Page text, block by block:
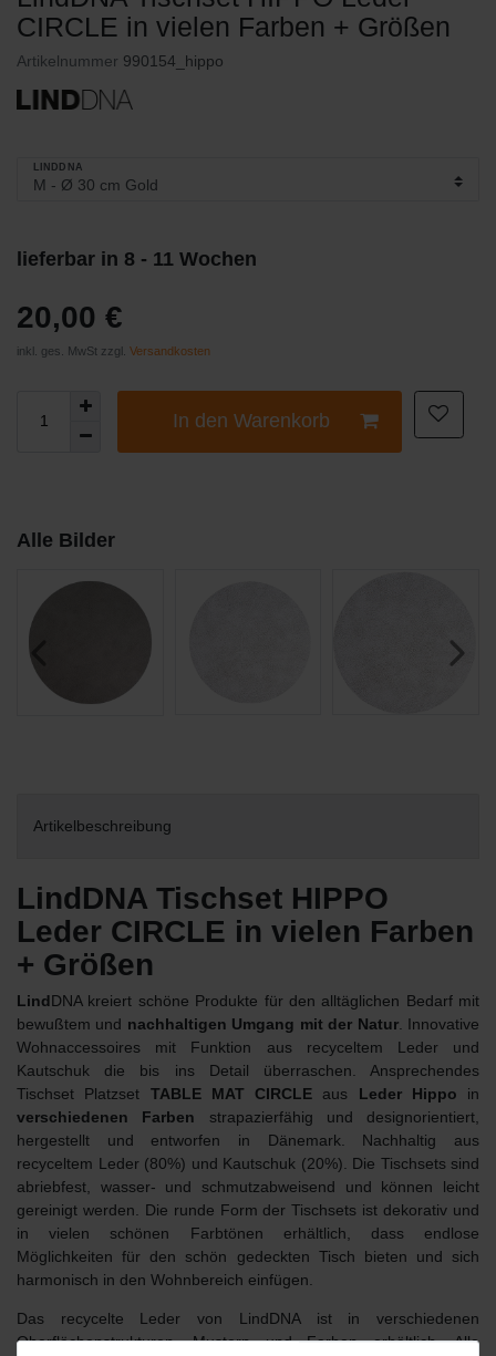
CIRCLE in vielen Farben + Größen
Artikelnummer 990154_hippo
LINDDNA
lieferbar in 8 - 11 Wochen
20,00 €
inkl. ges. MwSt zzgl. Versandkosten
In den Warenkorb
Alle Bilder
Artikelbeschreibung
LindDNA Tischset HIPPO
Leder CIRCLE in vielen Farben
+ Größen
LindDNA kreiert schöne Produkte für den alltäglichen Bedarf mit
bewußtem und nachhaltigen Umgang mit der Natur. Innovative
Wohnaccessoires mit Funktion aus recyceltem Leder und
Kautschuk die bis ins Detail überraschen. Ansprechendes
Tischset Platzset TABLE MAT CIRCLE aus Leder Hippo in
verschiedenen Farben strapazierfähig und designorientiert,
hergestellt und entworfen in Dänemark. Nachhaltig aus
recyceltem Leder (80%) und Kautschuk (20%). Die Tischsets sind
abriebfest, wasser- und schmutzabweisend und können leicht
gereinigt werden. Die runde Form der Tischsets ist dekorativ und
in vielen schönen Farbtönen erhältlich, dass endlose
Möglichkeiten für den schön gedeckten Tisch bieten und sich
harmonisch in den Wohnbereich einfügen.
Das recycelte Leder von LindDNA ist in verschiedenen
Oberflächenstrukturen, Mustern und Farben erhältlich. Alle